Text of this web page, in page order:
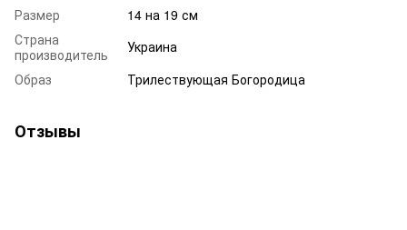
Размер
14 на 19 см
Страна
производитель
Украина
Образ
Трилествующая Богородица
Отзывы